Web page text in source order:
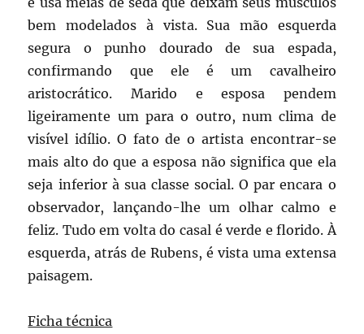
bem modelados à vista. Sua mão esquerda
segura o punho dourado de sua espada,
confirmando que ele é um cavalheiro
aristocrático. Marido e esposa pendem
ligeiramente um para o outro, num clima de
visível idílio. O fato de o artista encontrar-se
mais alto do que a esposa não significa que ela
seja inferior à sua classe social. O par encara o
observador, lançando-lhe um olhar calmo e
feliz. Tudo em volta do casal é verde e florido. À
esquerda, atrás de Rubens, é vista uma extensa
paisagem.
Ficha técnica